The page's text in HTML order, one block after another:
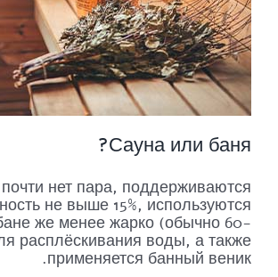
Сауна или баня?
нет пара, поддерживаются
не выше 15%, используются
же менее жарко (обычно 60-
расплёскивания воды, а также
применяется банный веник.